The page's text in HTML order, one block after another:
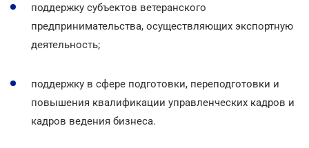
поддержку субъектов ветеранского
предпринимательства, осуществляющих экспортную
деятельность;
поддержку в сфере подготовки, переподготовки и
повышения квалификации управленческих кадров и
кадров ведения бизнеса.